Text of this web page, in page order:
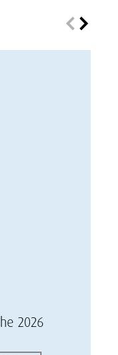
2026